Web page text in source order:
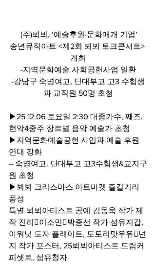
(주)뵈뵈, ‘예술후원·문화매개 기업’
송년뮤직아트 <제2회 뵈뵈 토크콘서트>
개최
-지역문화예술 사회공헌사업 일환
-강남구 숙명여고, 단대부고 고3 수험생
과 교직원 50명 초청
▶25.12.06 토요일 2:30 대중가수, 째즈,
현악4중주 장르별 음악 예술가 초청
▶지역문화예술공헌 사업과 예술 후원
연대 강화
– 숙명여고, 단대부고 고3수험생&교지구
원 초청
▶뵈뵈 크리스마스 아트마켓 즐길거리
풍성
특별 뵈뵈아티스트 공예 김동욱 작가 제
작 진리이소민박종선 작가 섬유지갑,
아워닛 도자 플래이트, 도토리맛우유넌
지 작가 포스터, 25뵈뵈아티스트 드립커
피셋트, 섬유청자